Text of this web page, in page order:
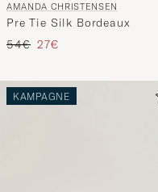
AMANDA CHRISTENSEN
Pre Tie Silk Bordeaux
Regulärer Preis
54€ Reduzierter Preis
27€
KAMPAGNE